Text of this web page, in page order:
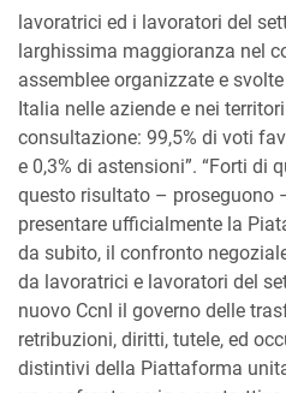
lavoratrici ed i lavoratori del
larghissima maggioranza nel
assemblee organizzate e
Italia nelle aziende e nei
consultazione: 99,5% di voti
e 0,3% di astensioni”. “Forti di
questo risultato – proseguono
presentare ufficialmente la
da subito, il confronto
da lavoratrici e lavoratori del
nuovo Ccnl il governo delle
retribuzioni, diritti, tutele, ed
distintivi della Piattaforma